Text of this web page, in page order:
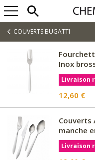
COUVERTS BUGATTI
Inox
Livraison
12,60 €
Couverts
manche
Livraison